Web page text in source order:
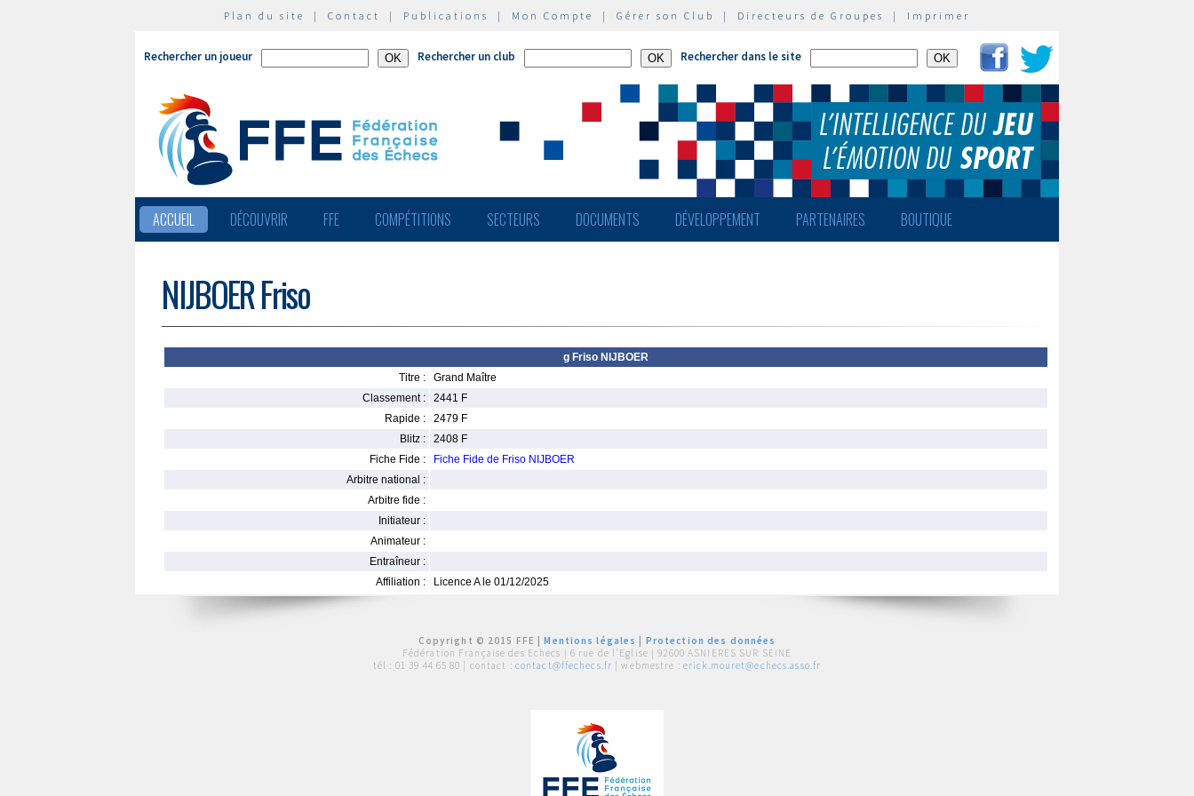
Plan du site | Contact | Publications | Mon Compte | Gérer son Club | Directeurs de Groupes | Imprimer
Rechercher un joueur Rechercher un club Rechercher dans le site
ACCUEIL DÉCOUVRIR FFE COMPÉTITIONS SECTEURS DOCUMENTS DÉVELOPPEMENT PARTENAIRES BOUTIQUE
NIJBOER Friso
g Friso NIJBOER
Titre :
Grand Maître
Classement :
2441 F
Rapide :
2479 F
Blitz :
2408 F
Fiche Fide :
Fiche Fide de Friso NIJBOER
Arbitre national :
Arbitre fide :
Initiateur :
Animateur :
Entraîneur :
Affiliation :
Licence A le 01/12/2025
Copyright © 2015 FFE |Mentions légales
Protection des données
Fédération Française des Echecs | 6 rue de l'Eglise | 92600 ASNIERES SUR SEINE
tél : 01 39 44 65 80 | contact : contact@ffechecs.fr | webmestre : erick.mouret@echecs.asso.fr